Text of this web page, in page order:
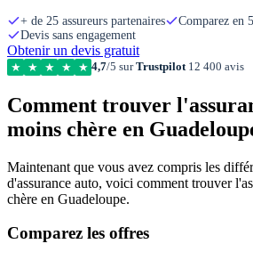
+ de 25 assureurs partenaires
Comparez en
Devis sans engagement
Obtenir un devis gratuit
★ ★ ★ ★ ★ 4,7/5 surTrustpilot12 400 avis
Comment trouver
moins chère en
Maintenant que vous avez compris les
d'assurance auto, voici comment trouver
chère en Guadeloupe.
Comparez les offres